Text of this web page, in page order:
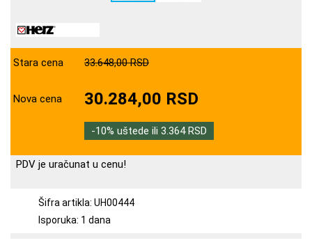
Stara cena 33.648,00 RSD
Nova cena 30.284,00 RSD
-10% uštede ili 3.364 RSD
PDV je uračunat u cenu!
Šifra artikla: UH00444
Isporuka: 1 dana